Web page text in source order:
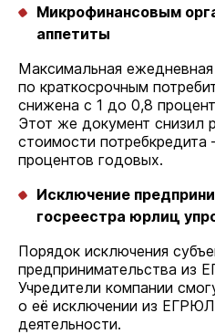
Микрофинансовым
аппетиты
Максимальная ежедневная
по краткосрочным
снижена с 1 до 0,8
Этот же документ снизил
стоимости
процентов годовых.
Исключение
госреестра юрлиц
Порядок исключения
предпринимательства из
Учредители компании
о её исключении из
деятельности.